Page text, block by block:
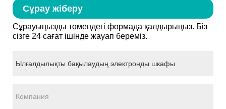
Сұрау жіберу
Сұрауыңызды төмендегі формада қалдырыңыз. Біз
сізге 24 сағат ішінде жауап береміз.